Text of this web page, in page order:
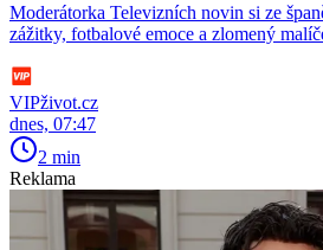
Moderátorka Televizních novin si ze
zážitky, fotbalové emoce a zlomený
VIPživot.cz
dnes, 07:47
2 min
Reklama